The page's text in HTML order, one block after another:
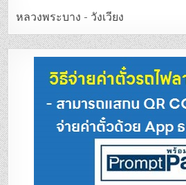
หลวงพระบาง - วังเวียง